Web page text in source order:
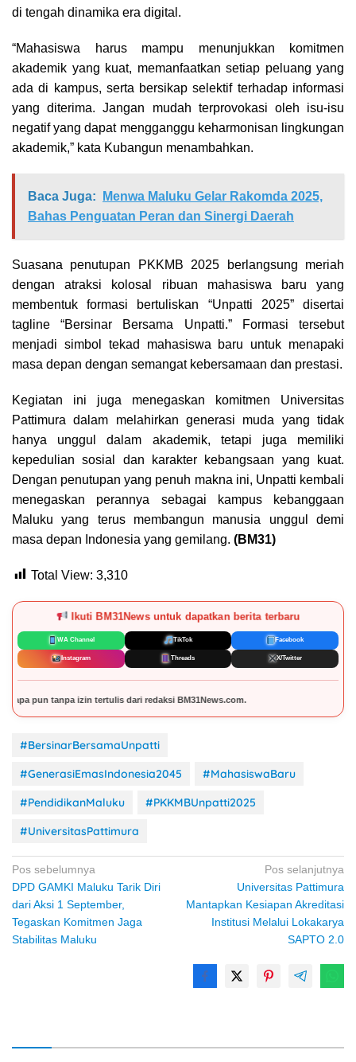
di tengah dinamika era digital.
“Mahasiswa harus mampu menunjukkan komitmen
akademik yang kuat, memanfaatkan setiap peluang yang
ada di kampus, serta bersikap selektif terhadap informasi
yang diterima. Jangan mudah terprovokasi oleh isu-isu
negatif yang dapat mengganggu keharmonisan lingkungan
akademik,” kata Kubangun menambahkan.
Baca Juga:
Menwa Maluku Gelar Rakomda 2025,
Bahas Penguatan Peran dan Sinergi Daerah
Suasana penutupan PKKMB 2025 berlangsung meriah
dengan atraksi kolosal ribuan mahasiswa baru yang
membentuk formasi bertuliskan “Unpatti 2025” disertai
tagline “Bersinar Bersama Unpatti.” Formasi tersebut
menjadi simbol tekad mahasiswa baru untuk menapaki
masa depan dengan semangat kebersamaan dan prestasi.
Kegiatan ini juga menegaskan komitmen Universitas
Pattimura dalam melahirkan generasi muda yang tidak
hanya unggul dalam akademik, tetapi juga memiliki
kepedulian sosial dan karakter kebangsaan yang kuat.
Dengan penutupan yang penuh makna ini, Unpatti kembali
menegaskan perannya sebagai kampus kebanggaan
Maluku yang terus membangun manusia unggul demi
masa depan Indonesia yang gemilang. (BM31)
Total View: 3,310
Ikuti BM31News untuk dapatkan berita terbaru
WA Channel TikTok Facebook
Instagram Threads X/Twitter
#BersinarBersamaUnpatti
#GenerasiEmasIndonesia2045
#MahasiswaBaru
#PendidikanMaluku
#PKKMBUnpatti2025
#UniversitasPattimura
Navigasi
pos
Pos sebelumnya
DPD GAMKI Maluku Tarik Diri
dari Aksi 1 September,
Tegaskan Komitmen Jaga
Stabilitas Maluku
Pos selanjutnya
Universitas Pattimura
Mantapkan Kesiapan Akreditasi
Institusi Melalui Lokakarya
SAPTO 2.0